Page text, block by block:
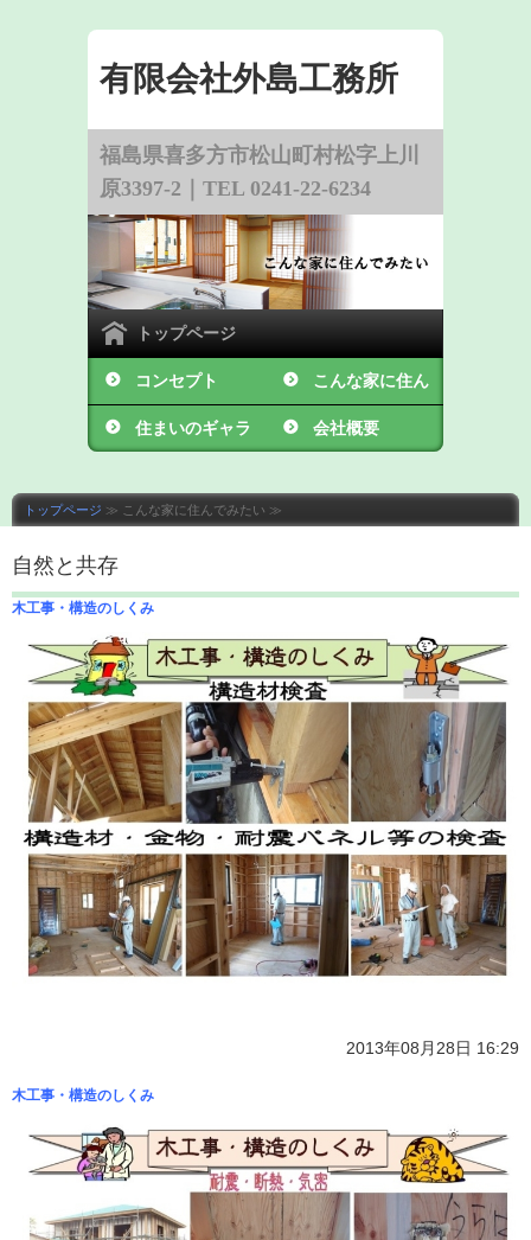
有限会社外島工務所
福島県喜多方市松山町村松字上川
原3397-2｜TEL 0241-22-6234
トップページ
コンセプト こんな家に住ん
でみたい
住まいのギャラ 会社概要
トップページ ≫ こんな家に住んでみたい ≫
自然と共存
木工事・構造のしくみ
2013年08月28日 16:29
木工事・構造のしくみ